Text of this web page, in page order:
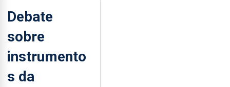
Debate
sobre
instrumento
s da